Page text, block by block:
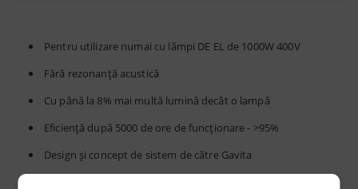
Pentru utilizare numai cu lămpi DE EL de 1000W 400V
Fără rezonanță acustică
Cu până la 8% mai multă lumină decât o lampă
Eficiență după 5000 de ore de funcționare - >95%
Design și concept de sistem de către Gavita